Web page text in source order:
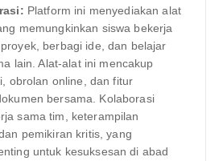
Platform ini menyediakan alat
memungkinkan siswa bekerja
berbagi ide, dan belajar
lain. Alat-alat ini mencakup
obrolan online, dan fitur
bersama. Kolaborasi
sama tim, keterampilan
pemikiran kritis, yang
untuk kesuksesan di abad